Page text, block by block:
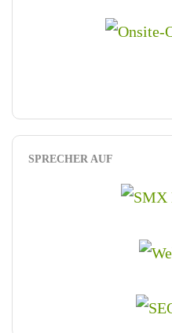
SPRECHER AUF